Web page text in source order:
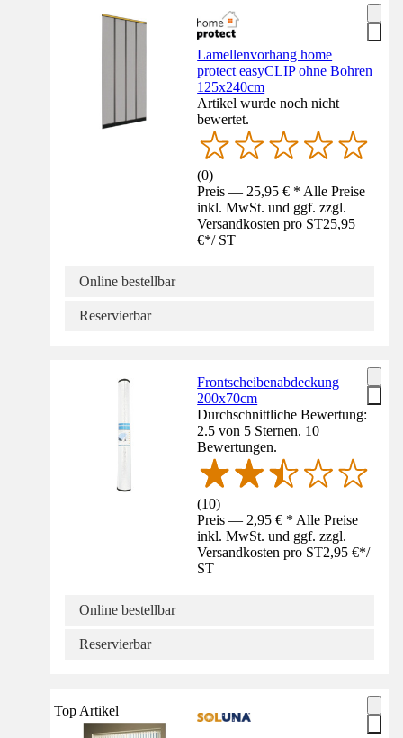
Lamellenvorhang home
protect easyCLIP ohne Bohren
125x240cm
Artikel wurde noch nicht
bewertet.
(0)
Preis — 25,95 € * Alle Preise
inkl. MwSt. und ggf. zzgl.
Versandkosten pro ST25,95
€*/ ST
Online bestellbar
Reservierbar
Frontscheibenabdeckung
200x70cm
Durchschnittliche Bewertung:
2.5 von 5 Sternen. 10
Bewertungen.
(10)
Preis — 2,95 € * Alle Preise
inkl. MwSt. und ggf. zzgl.
Versandkosten pro ST2,95 €*/
ST
Online bestellbar
Reservierbar
Top Artikel